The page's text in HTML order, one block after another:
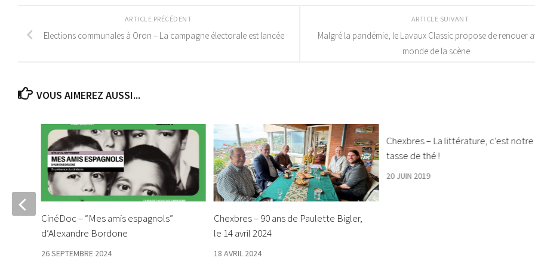
ARTICLE SUIVANT
Malgré la pandémie, le Lavaux Classic propose de renouer
monde de la scène
ARTICLE PRÉCÉDENT
Elections communales à Oron – La campagne électorale est lancée
VOUS AIMEREZ AUSSI...
Chexbres – 90 ans de Paulette Bigler,
le 14 avril 2024
18 AVRIL 2024
Chexbres – La littérature, c’est notre
tasse de thé !
20 JUIN 2019
CinéDoc – “Mes amis espagnols”
d’Alexandre Bordone
26 SEPTEMBRE 2024